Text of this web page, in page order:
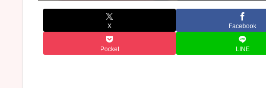
X Facebook
Pocket LINE